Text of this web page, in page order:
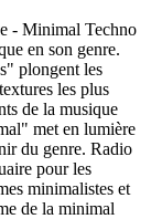
- Minimal Techno
en son genre.
plongent les
les plus
de la musique
met en lumière
du genre. Radio
pour les
minimalistes et
de la minimal